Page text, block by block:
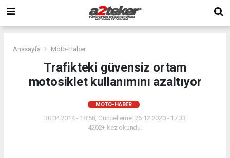
Anasayfa Moto-Haber
Trafikteki güvensiz ortam
motosiklet kullanımını azaltıyor
MOTO-HABER
30.04.2014 - 18:58, Güncelleme: 26.12.2020 - 17:33
4202+ kez okundu.